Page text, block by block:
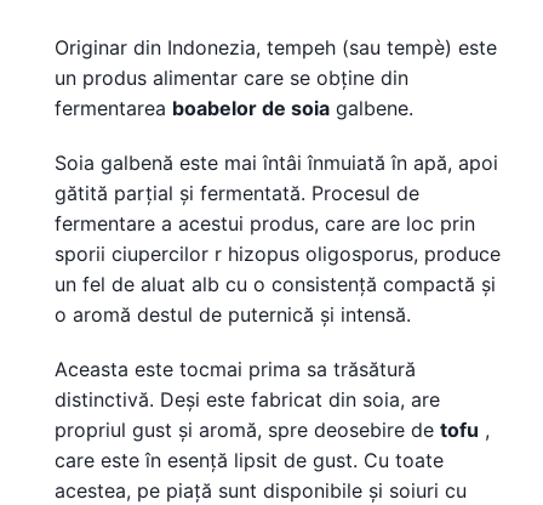
Originar din Indonezia, tempeh (sau tempè) este
un produs alimentar care se obține din
fermentarea boabelor de soia galbene.
Soia galbenă este mai întâi înmuiată în apă, apoi
gătită parțial și fermentată. Procesul de
fermentare a acestui produs, care are loc prin
sporii ciupercilor r hizopus oligosporus, produce
un fel de aluat alb cu o consistență compactă și
o aromă destul de puternică și intensă.
Aceasta este tocmai prima sa trăsătură
distinctivă. Deși este fabricat din soia, are
propriul gust și aromă, spre deosebire de tofu ,
care este în esență lipsit de gust. Cu toate
acestea, pe piață sunt disponibile și soiuri cu